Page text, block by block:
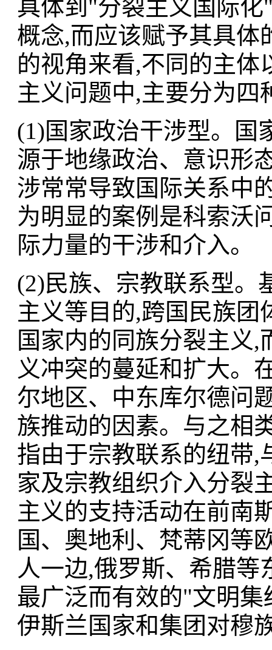
具体到"分裂主义国际
概念,而应该赋予其具体
的视角来看,不同的主体
主义问题中,主要分为四
(1)国家政治干涉型。国
源于地缘政治、意识形
涉常常导致国际关系中
为明显的案例是科索沃
际力量的干涉和介入。
(2)民族、宗教联系型。
主义等目的,跨国民族
国家内的同族分裂主义
义冲突的蔓延和扩大。
尔地区、中东库尔德问
族推动的因素。与之相
指由于宗教联系的纽带,
家及宗教组织介入分裂
主义的支持活动在前南
国、奥地利、梵蒂冈等
人一边,俄罗斯、希腊
最广泛而有效的"文明
伊斯兰国家和集团对穆